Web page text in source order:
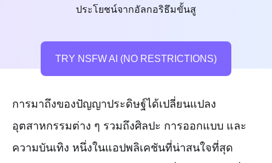
ประโยชน์จากอัลกอริธึมขั้นสู
TRY NSFW AI (NO RESTRICTIONS)
การมาถึงของปัญญาประดิษฐ์ได้เปลี่ยนแปลง
อุตสาหกรรมต่าง ๆ รวมถึงศิลปะ การออกแบบ และ
ความบันเทิง หนึ่งในแอปพลิเคชันที่น่าสนใจที่สุด